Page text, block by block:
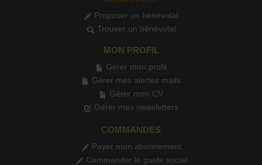
Proposer un bénévolat
Trouver un bénévolat
MON PROFIL
Gérer mon profil
Gérer mes alertes mails
Gérer mon CV
Gérer mes newsletters
COMMANDES
Payer mon abonnement
Commander le guide social